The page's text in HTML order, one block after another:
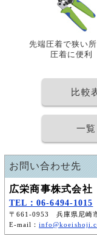
先端圧着で狭い
圧着に便利
比較
一
お問い合わせ先
広栄商事株式会社
TEL：06-6494-1015
〒661-0953 兵庫県尼崎
E-mail：